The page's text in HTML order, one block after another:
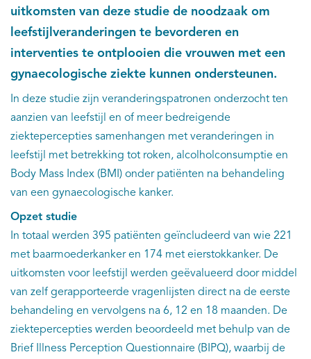
uitkomsten van deze studie de noodzaak om
leefstijlveranderingen te bevorderen en
interventies te ontplooien die vrouwen met een
gynaecologische ziekte kunnen ondersteunen.
In deze studie zijn veranderingspatronen onderzocht ten
aanzien van leefstijl en of meer bedreigende
ziektepercepties samenhangen met veranderingen in
leefstijl met betrekking tot roken, alcolholconsumptie en
Body Mass Index (BMI) onder patiënten na behandeling
van een gynaecologische kanker.
Opzet studie
In totaal werden 395 patiënten geïncludeerd van wie 221
met baarmoederkanker en 174 met eierstokkanker. De
uitkomsten voor leefstijl werden geëvalueerd door middel
van zelf gerapporteerde vragenlijsten direct na de eerste
behandeling en vervolgens na 6, 12 en 18 maanden. De
ziektepercepties werden beoordeeld met behulp van de
Brief Illness Perception Questionnaire (BIPQ), waarbij de